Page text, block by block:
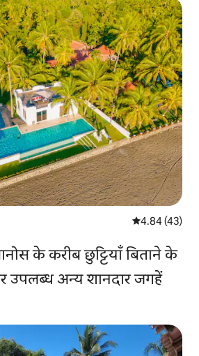
औसत रेटिंग 5 में
4.84 (43)
के करीब छुट्टियाँ बिताने के
उपलब्ध अन्य शानदार जगहें